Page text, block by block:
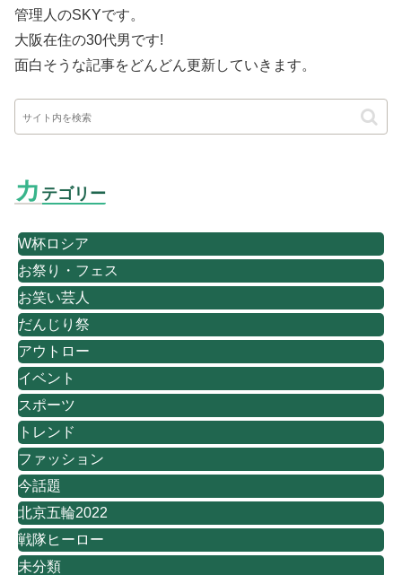
管理人のSKYです。
大阪在住の30代男です!
面白そうな記事をどんどん更新していきます。
カ テゴリー
W杯ロシア
お祭り・フェス
お笑い芸人
だんじり祭
アウトロー
イベント
スポーツ
トレンド
ファッション
今話題
北京五輪2022
戦隊ヒーロー
未分類